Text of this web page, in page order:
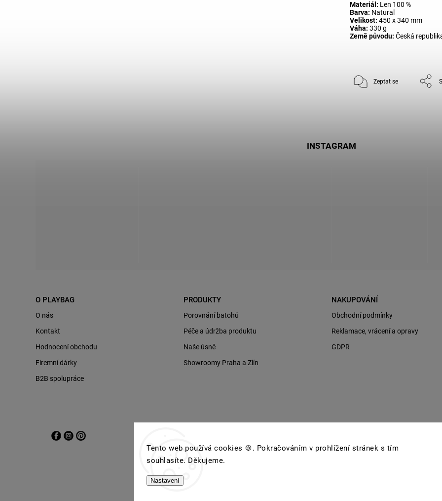
Tento web používá cookies 🍪. Pokračováním v prohlížení stránek s tím
souhlasíte. Děkujeme.
Nastavení
Materiál: Len 100 %
Barva: Natural
Velikost: 450 x 340 mm
Váha: 330 g
Země původu: Česká
Zeptat se
INSTAGRAM
O PLAYBAG
O nás
Kontakt
Hodnocení obchodu
Firemní dárky
B2B spolupráce
PRODUKTY
Porovnání batohů
Péče a údržba produktu
Naše úsně
Showroomy Praha a Zlín
NAKUPOVÁNÍ
Obchodní podmínky
Reklamace, vrácení a opravy
GDPR